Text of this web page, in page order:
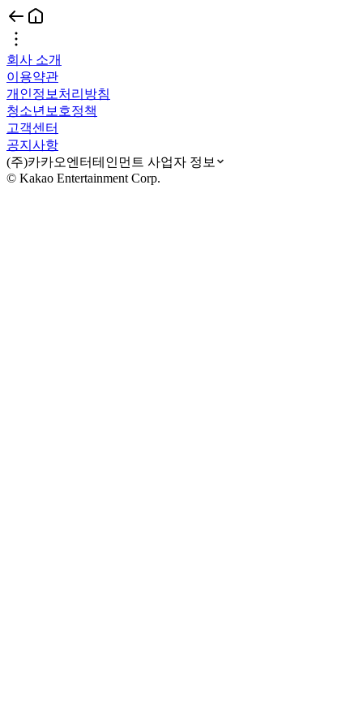
회사 소개
이용약관
개인정보처리방침
청소년보호정책
고객센터
공지사항
(주)카카오엔터테인먼트 사업자 정보
© Kakao Entertainment Corp.